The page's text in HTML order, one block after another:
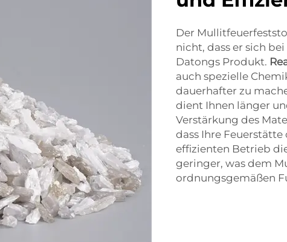
Der
nicht, dass er sich
Datongs Produkt.
auch spezielle
dauerhafter zu
dient Ihnen länger
Verstärkung des
dass Ihre
effizienten Betrieb
geringer, was dem
ordnungsgemäßen